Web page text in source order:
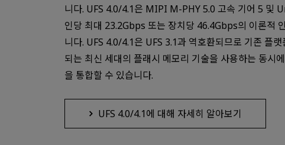
니다. UFS 4.0/4.1은 MIPI M-PHY 5.0 고속 기어 5 및
인당 최대 23.2Gbps 또는 장치당 46.4Gbps의 이론적
니다. UFS 4.0/4.1은 UFS 3.1과 역호환되므로 기존 플
되는 최신 세대의 플래시 메모리 기술을 사용하는 동시
을 통합할 수 있습니다.
UFS 4.0/4.1에 대해 자세히 알아보기